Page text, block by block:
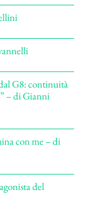
G8: continuità
– di Gianni
con me – di
del